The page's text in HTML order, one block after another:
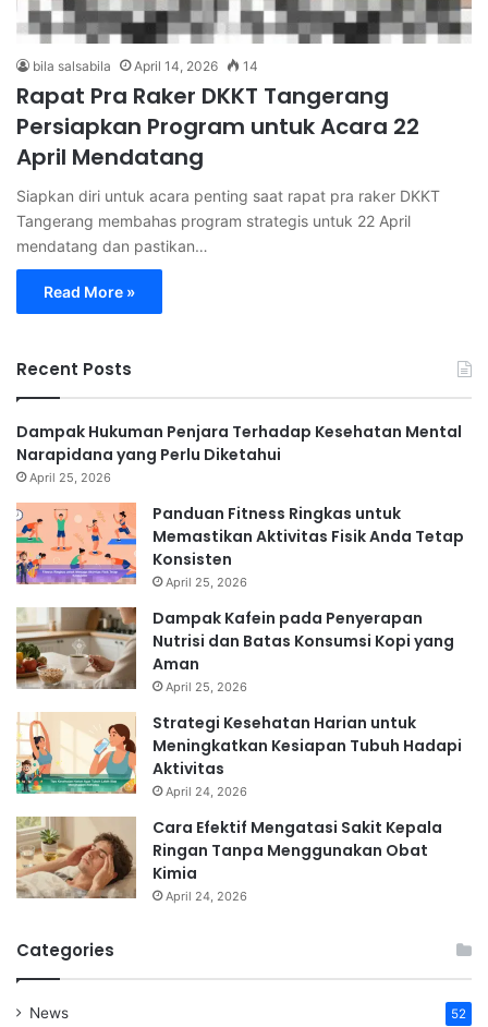
bila salsabila April 14, 2026 14
Rapat Pra Raker DKKT Tangerang
Persiapkan Program untuk Acara 22
April Mendatang
Siapkan diri untuk acara penting saat rapat pra raker DKKT
Tangerang membahas program strategis untuk 22 April
mendatang dan pastikan…
Read More »
Recent Posts
Dampak Hukuman Penjara Terhadap Kesehatan Mental
Narapidana yang Perlu Diketahui
April 25, 2026
Panduan Fitness Ringkas untuk
Memastikan Aktivitas Fisik Anda Tetap
Konsisten
April 25, 2026
Dampak Kafein pada Penyerapan
Nutrisi dan Batas Konsumsi Kopi yang
Aman
April 25, 2026
Strategi Kesehatan Harian untuk
Meningkatkan Kesiapan Tubuh Hadapi
Aktivitas
April 24, 2026
Cara Efektif Mengatasi Sakit Kepala
Ringan Tanpa Menggunakan Obat
Kimia
April 24, 2026
Categories
News 52